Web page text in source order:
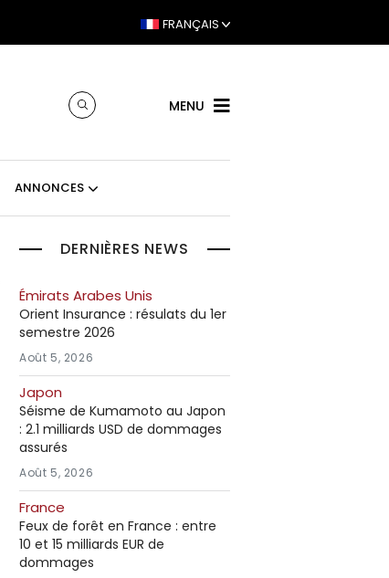
FRANÇAIS
MENU
ANNONCES
DERNIÈRES NEWS
Émirats Arabes Unis
Orient Insurance : résulats du 1er
semestre 2026
Août 5, 2026
Japon
Séisme de Kumamoto au Japon
: 2.1 milliards USD de dommages
assurés
Août 5, 2026
France
Feux de forêt en France : entre
10 et 15 milliards EUR de
dommages